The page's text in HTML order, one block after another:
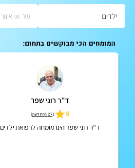
המומחים הכי מבוקשים בתחום:
ד"ר רוני שפר
5
(27 חוות דעת )
ד"ר רוני שפר הינו מומחה לרפואת ילדים